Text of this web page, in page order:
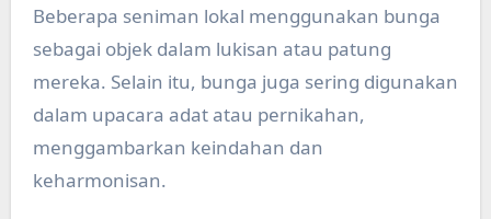
Beberapa seniman lokal menggunakan bunga
sebagai objek dalam lukisan atau patung
mereka. Selain itu, bunga juga sering digunakan
dalam upacara adat atau pernikahan,
menggambarkan keindahan dan
keharmonisan.